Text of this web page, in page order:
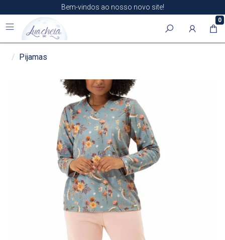
Bem-vindos ao nosso novo site!
0
Pijamas